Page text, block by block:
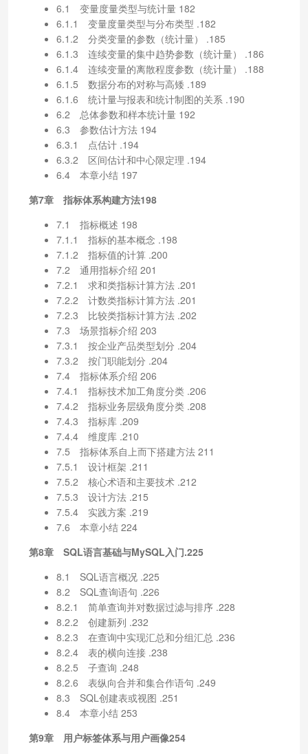
6.1 变量度量类型与统计量 182
6.1.1 变量度量类型与分布类型 .182
6.1.2 分类变量的参数（统计量） .185
6.1.3 连续变量的集中趋势参数（统计量） .186
6.1.4 连续变量的离散程度参数（统计量） .188
6.1.5 数据分布的对称与高矮 .189
6.1.6 统计量与报表和统计制图的关系 .190
6.2 总体参数和样本统计量 192
6.3 参数估计方法 194
6.3.1 点估计 .194
6.3.2 区间估计和中心限定理 .194
6.4 本章小结 197
第7章 指标体系构建方法198
7.1 指标概述 198
7.1.1 指标的基本概念 .198
7.1.2 指标值的计算 .200
7.2 通用指标介绍 201
7.2.1 求和类指标计算方法 .201
7.2.2 计数类指标计算方法 .201
7.2.3 比较类指标计算方法 .202
7.3 场景指标介绍 203
7.3.1 按企业产品类型划分 .204
7.3.2 按门职能划分 .204
7.4 指标体系介绍 206
7.4.1 指标技术加工角度分类 .206
7.4.2 指标业务层级角度分类 .208
7.4.3 指标库 .209
7.4.4 维度库 .210
7.5 指标体系自上而下搭建方法 211
7.5.1 设计框架 .211
7.5.2 核心术语和主要技术 .212
7.5.3 设计方法 .215
7.5.4 实践方案 .219
7.6 本章小结 224
第8章 SQL语言基础与MySQL入门.225
8.1 SQL语言概况 .225
8.2 SQL查询语句 .226
8.2.1 简单查询并对数据过滤与排序 .228
8.2.2 创建新列 .232
8.2.3 在查询中实现汇总和分组汇总 .236
8.2.4 表的横向连接 .238
8.2.5 子查询 .248
8.2.6 表纵向合并和集合作语句 .249
8.3 SQL创建表或视图 .251
8.4 本章小结 253
第9章 用户标签体系与用户画像254